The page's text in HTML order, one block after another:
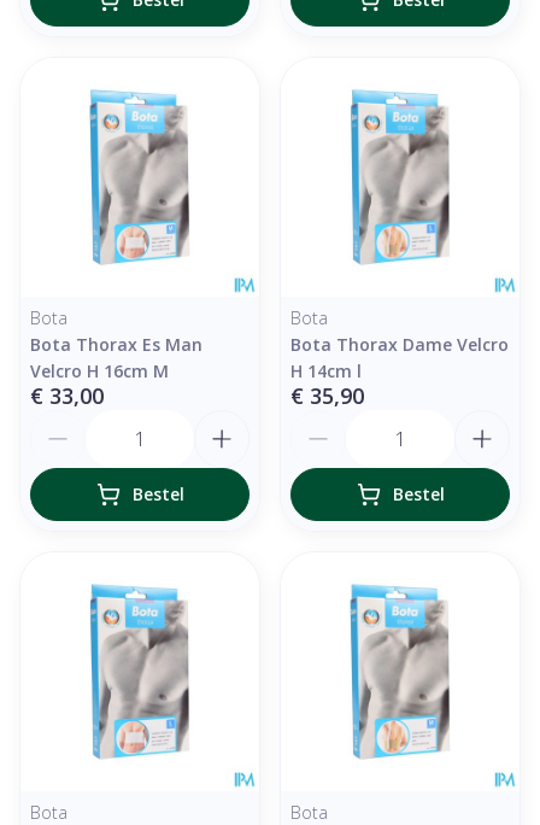
Bota
Bota Thorax Es Man
Velcro H 16cm M
€ 33,00
Bestel
Bota
Bota Thorax Dame Velcro
H 14cm l
€ 35,90
Bestel
Bota
Bota